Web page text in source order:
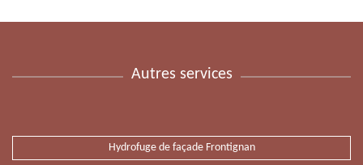
Autres services
Hydrofuge de façade Frontignan